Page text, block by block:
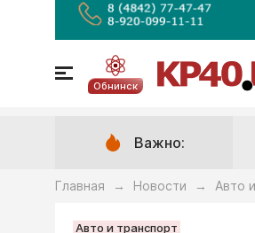
Обнинск
Важно:
Главная → Новости → Авто
Авто и транспорт